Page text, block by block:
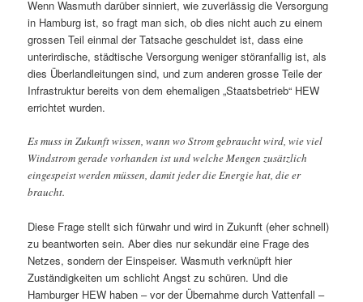
Wenn Wasmuth darüber sinniert, wie zuverlässig die Versorgung
in Hamburg ist, so fragt man sich, ob dies nicht auch zu einem
grossen Teil einmal der Tatsache geschuldet ist, dass eine
unterirdische, städtische Versorgung weniger störanfallig ist, als
dies Überlandleitungen sind, und zum anderen grosse Teile der
Infrastruktur bereits von dem ehemaligen „Staatsbetrieb“ HEW
errichtet wurden.
Es muss in Zukunft wissen, wann wo Strom gebraucht wird, wie viel
Windstrom gerade vorhanden ist und welche Mengen zusätzlich
eingespeist werden müssen, damit jeder die Energie hat, die er
braucht.
Diese Frage stellt sich fürwahr und wird in Zukunft (eher schnell)
zu beantworten sein. Aber dies nur sekundär eine Frage des
Netzes, sondern der Einspeiser. Wasmuth verknüpft hier
Zuständigkeiten um schlicht Angst zu schüren. Und die
Hamburger HEW haben – vor der Übernahme durch Vattenfall –